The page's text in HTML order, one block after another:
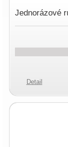
Jednorázové
Detail